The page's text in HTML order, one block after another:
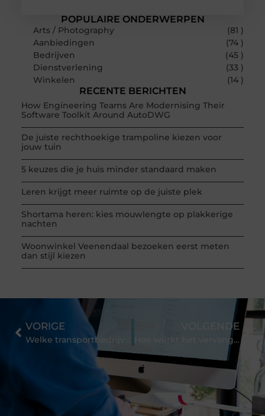
POPULAIRE ONDERWERPEN
Arts / Photography
(81 )
Aanbiedingen
(74 )
Bedrijven
(45 )
Dienstverlening
(33 )
Winkelen
(14 )
RECENTE BERICHTEN
How Engineering Teams Are Modernising Their
Software Toolkit Around AutoDWG
De juiste rechthoekige trampoline kiezen voor
jouw tuin
5 keuzes die je huis minder standaard maken
Leren krijgt meer ruimte op de juiste plek
Shortama heren: kies mouwlengte op plakkerige
nachten
Woonwinkel Veenendaal bezoeken eerst meten
dan stijl kiezen
VORIGE
Welke transportbedrijven in Nederland vervoeren binnen de EU?
VOLGENDE
Hoe werkt het vervangen van de CV ketel?